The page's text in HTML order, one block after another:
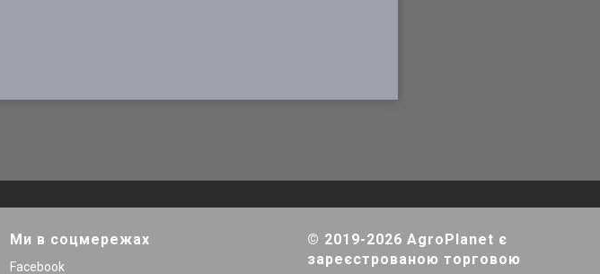
Ми в соцмережах
Facebook
© 2019-2026 AgroPlanet є
зареєстрованою торговою